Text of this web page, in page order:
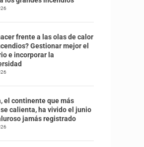
frente a las olas de calor
Gestionar mejor el
e incorporar la
el continente que más
calienta, ha vivido el junio
jamás registrado